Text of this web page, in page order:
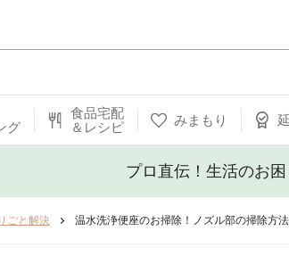
グ
食品宅配
＆レシピ
みまもり
プロ直伝！生活のお
ごと解決 温水洗浄便座のお掃除！ノズル部の掃除方